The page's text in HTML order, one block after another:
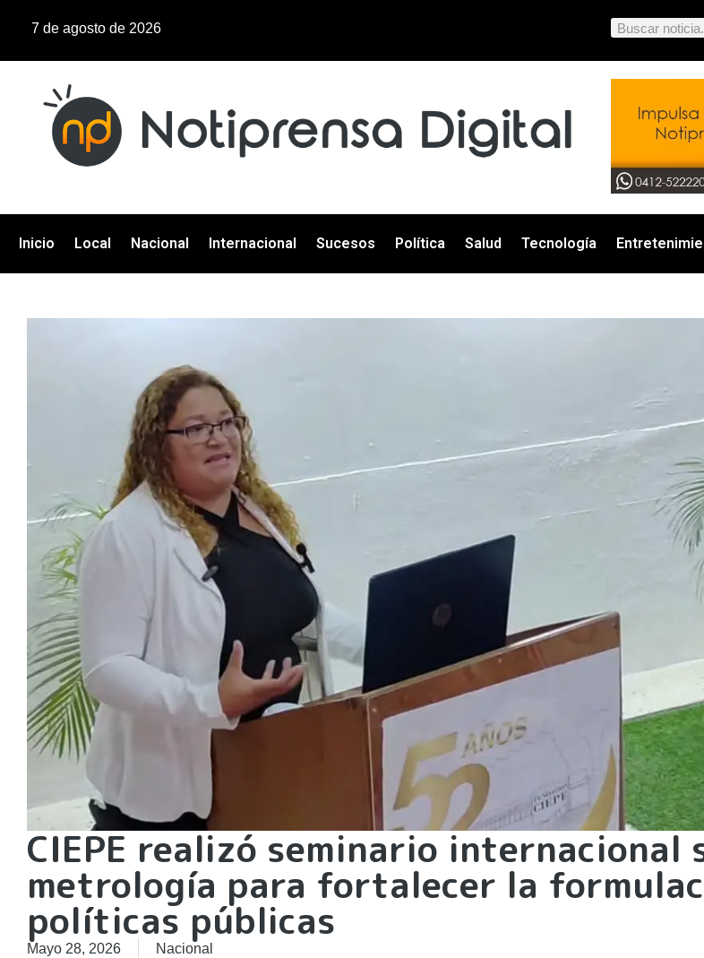
7 de agosto de 2026
Inicio Local Nacional Internacional Sucesos Política Salud Tecnología
CIEPE realizó seminario internacional
metrología para fortalecer la
políticas públicas
Mayo 28, 2026
Nacional